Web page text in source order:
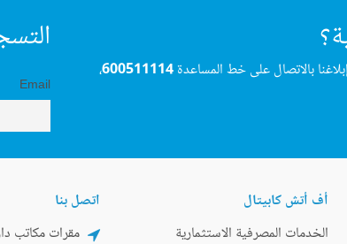
بالاتصال على خط المساعدة600511114،
Email
أف أتش كابيتال
الخدمات المصرفية الاستثمارية
اتصل بنا
مقرات مكاتب